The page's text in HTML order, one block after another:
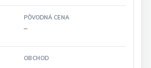
PÔVODNÁ CENA
–
OBCHOD